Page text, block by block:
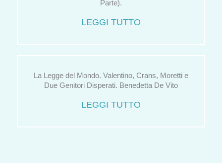
Parte).
LEGGI TUTTO
La Legge del Mondo. Valentino, Crans, Moretti e
Due Genitori Disperati. Benedetta De Vito
LEGGI TUTTO